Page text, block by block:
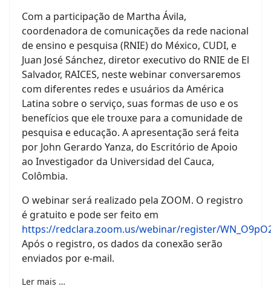
Com a participação de Martha Ávila,
coordenadora de comunicações da rede nacional
de ensino e pesquisa (RNIE) do México, CUDI, e
Juan José Sánchez, diretor executivo do RNIE de El
Salvador, RAICES, neste webinar conversaremos
com diferentes redes e usuários da América
Latina sobre o serviço, suas formas de uso e os
benefícios que ele trouxe para a comunidade de
pesquisa e educação. A apresentação será feita
por John Gerardo Yanza, do Escritório de Apoio
ao Investigador da Universidad del Cauca,
Colômbia.
O webinar será realizado pela ZOOM. O registro
é gratuito e pode ser feito em
https://redclara.zoom.us/webinar/register/
Após o registro, os dados da conexão serão
enviados por e-mail.
Ler mais …